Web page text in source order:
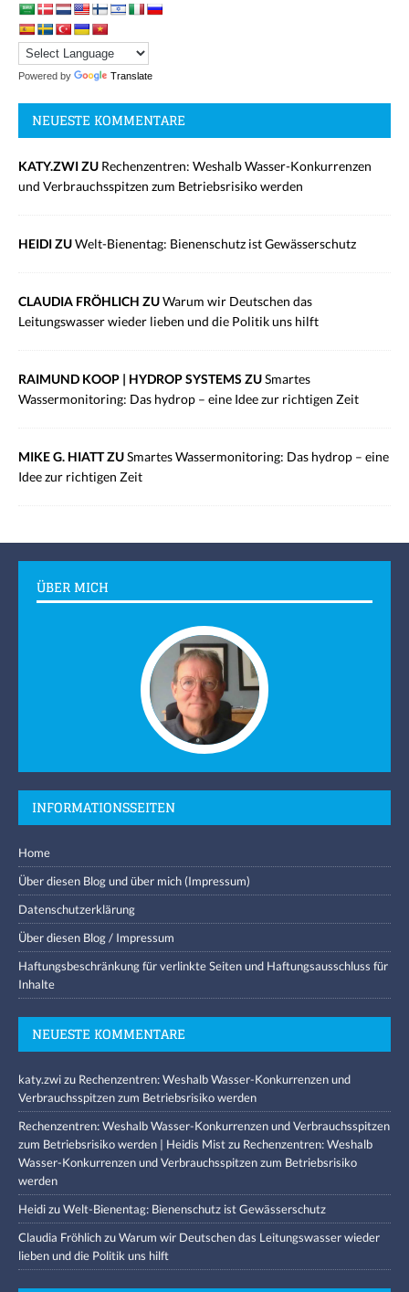
Powered by Translate
NEUESTE KOMMENTARE
KATY.ZWI ZU Rechenzentren: Weshalb Wasser-Konkurrenzen
und Verbrauchsspitzen zum Betriebsrisiko werden
HEIDI ZUWelt-Bienentag: Bienenschutz ist Gewässerschutz
CLAUDIA FRÖHLICH ZUWarum wir Deutschen das
Leitungswasser wieder lieben und die Politik uns hilft
RAIMUND KOOP | HYDROP SYSTEMS ZUSmartes
Wassermonitoring: Das hydrop – eine Idee zur richtigen Zeit
MIKE G. HIATT ZUSmartes Wassermonitoring: Das hydrop – eine
Idee zur richtigen Zeit
ÜBER MICH
INFORMATIONSSEITEN
Home
Über diesen Blog und über mich (Impressum)
Datenschutzerklärung
Über diesen Blog / Impressum
Haftungsbeschränkung für verlinkte Seiten und Haftungsausschluss für
Inhalte
NEUESTE KOMMENTARE
katy.zwizu Rechenzentren: Weshalb Wasser-Konkurrenzen und
Verbrauchsspitzen zum Betriebsrisiko werden
Rechenzentren: Weshalb Wasser-Konkurrenzen und Verbrauchsspitzen
zum Betriebsrisiko werden | Heidis Mistzu Rechenzentren: Weshalb
Wasser-Konkurrenzen und Verbrauchsspitzen zum Betriebsrisiko
werden
HeidizuWelt-Bienentag: Bienenschutz ist Gewässerschutz
Claudia FröhlichzuWarum wir Deutschen das Leitungswasser wieder
lieben und die Politik uns hilft